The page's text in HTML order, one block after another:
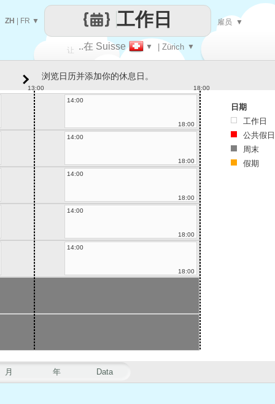
让
每一天
..在 Suisse ▼ | Zürich ▼
工作日
ZH FR ▼ 雇员 ▼
月 年 Data
浏览日历并添加你的休息日。
13:00
18:00
14:00
18:00
14:00
18:00
14:00
18:00
14:00
18:00
14:00
18:00
日期
工作日
公共假日
周末
假期